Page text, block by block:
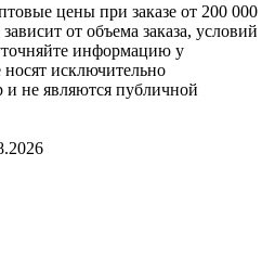
цены при заказе от 200 000
от объема заказа, условий
информацию у
исключительно
не являются публичной